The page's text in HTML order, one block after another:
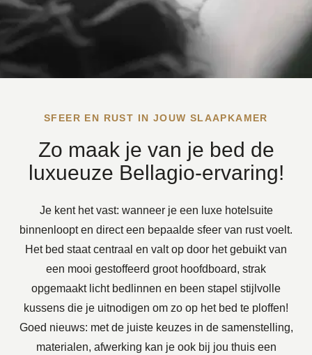
Bellagio boxspring
jouw slaapkamer
Zo maak je van je bed de
luxueuze Bellagio-ervaring!
SFEER EN RUST IN JOUW SLAAPKAMER
Je kent het vast: wanneer je een luxe hotelsuite
binnenloopt en direct een bepaalde sfeer van rust voelt.
Het bed staat centraal en valt op door het gebuikt van
een mooi gestoffeerd groot hoofdboard, strak
opgemaakt licht bedlinnen en been stapel stijlvolle
kussens die je uitnodigen om zo op het bed te ploffen!
Goed nieuws: met de juiste keuzes in de samenstelling,
materialen, afwerking kan je ook bij jou thuis een